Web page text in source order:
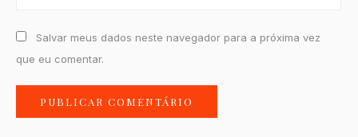
Salvar meus dados neste navegador para a próxima vez
que eu comentar.